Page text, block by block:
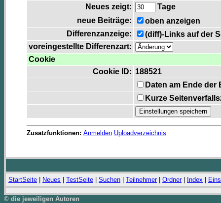
Neues zeigt:
Tage
neue Beiträge:
oben anzeigen
Differenzanzeige:
(diff)-Links auf der
voreingestellte Differenzart:
Cookie
Cookie ID: 188521
Daten am Ende
Kurze
Zusatzfunktionen: Anmelden Uploadverzeichnis
StartSeite Neues TestSeite Suchen Teilnehmer| Ordner| Index
© die jeweiligen Autoren